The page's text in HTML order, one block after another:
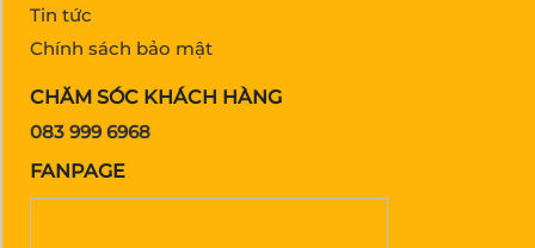
Tin tức
Chính sách bảo mật
CHĂM SÓC KHÁCH HÀNG
083 999 6968
FANPAGE